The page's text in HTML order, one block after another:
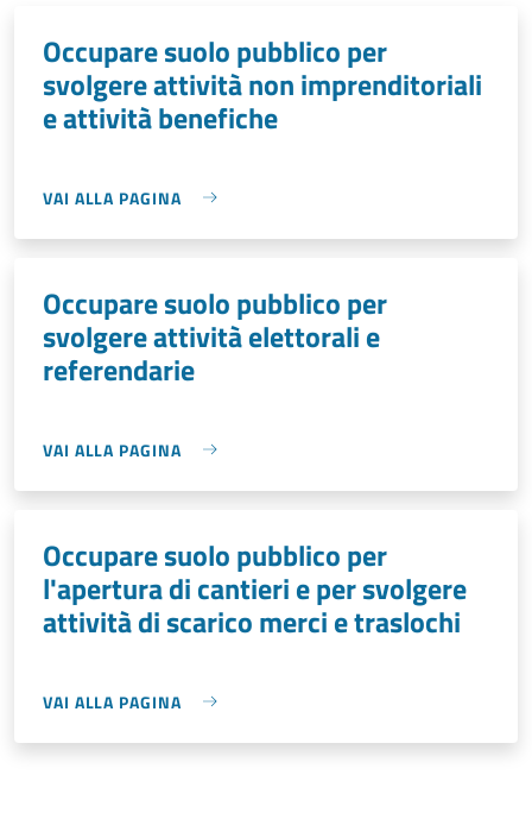
Occupare suolo pubblico per
svolgere attività non imprenditoriali
e attività benefiche
VAI ALLA PAGINA
Occupare suolo pubblico per
svolgere attività elettorali e
referendarie
VAI ALLA PAGINA
Occupare suolo pubblico per
l'apertura di cantieri e per svolgere
attività di scarico merci e traslochi
VAI ALLA PAGINA